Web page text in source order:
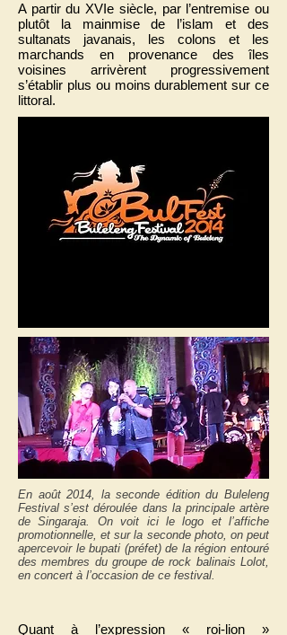
A partir du XVIe siècle, par l’entremise ou
plutôt la mainmise de l’islam et des
sultanats javanais, les colons et les
marchands en provenance des îles
voisines arrivèrent progressivement
s’établir plus ou moins durablement sur ce
littoral.
En août 2014, la seconde édition du Buleleng
Festival s’est déroulée dans la principale artère
de Singaraja. On voit ici le logo et l’affiche
promotionnelle, et sur la seconde photo, on peut
apercevoir le bupati (préfet) de la région entouré
des membres du groupe de rock balinais Lolot,
en concert à l’occasion de ce festival.
Quant à l’expression « roi-lion »